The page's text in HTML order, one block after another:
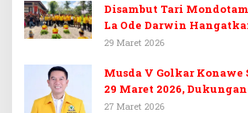
Disambut Tari
La Ode Darwin
Golkar Konsel
29 Maret 2026
Musda V Golkar
29 Maret 2026,
untuk Irham Kalenggo
27 Maret 2026